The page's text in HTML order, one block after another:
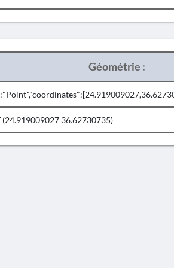
Géométrie :
(24.919009027 36.62730735)